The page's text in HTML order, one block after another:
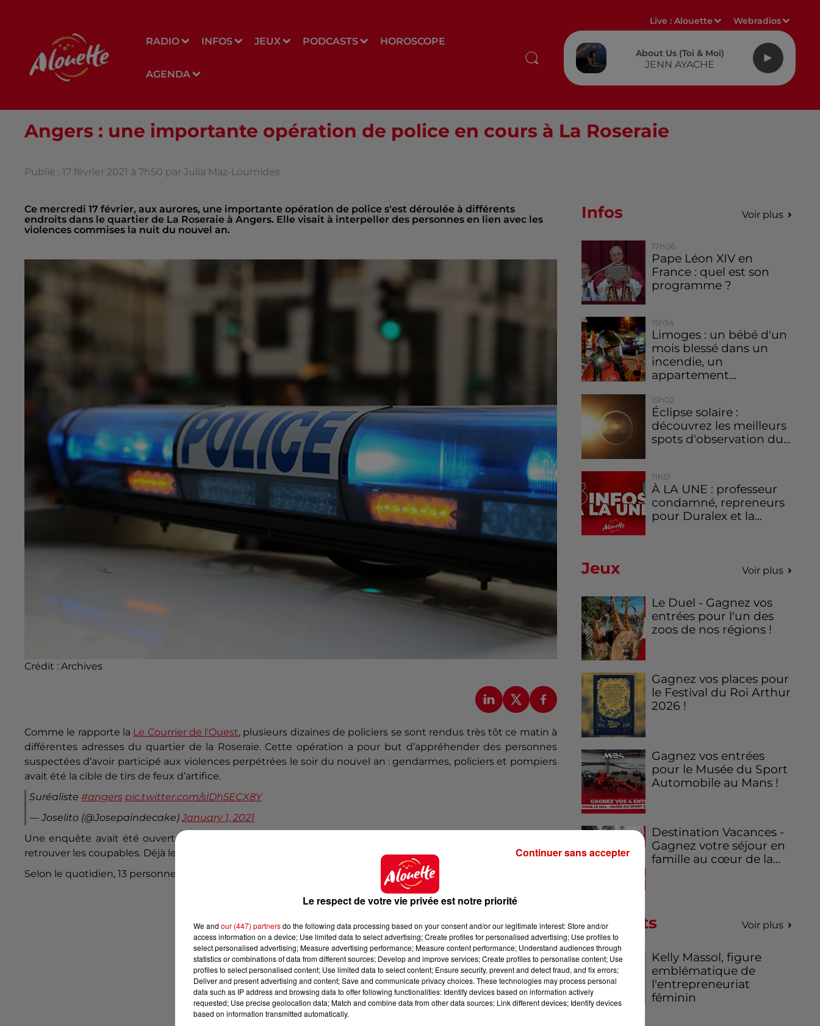
RADIO INFOS JEUX PODCASTS HOROSCOPE
AGENDA
Live :Alouette Webradios
About Us (toi & Moi)
JENN AYACHE
Angers : une importante opération de police en cours à La Roseraie
Publié : 17 février 2021 à 7h50 par Julia Maz-Loumides
Ce mercredi 17 février, aux aurores, une importante opération de police s'est déroulée à différents
endroits dans le quartier de La Roseraie à Angers. Elle visait à interpeller des personnes en lien avec les
violences commises la nuit du nouvel an.
Crédit : Archives
Comme le rapporte la Le Courrier de l'Ouest, plusieurs dizaines de policiers se sont rendus très tôt ce matin à
différentes adresses du quartier de la Roseraie. Cette opération a pour but d’appréhender des personnes
suspectées d’avoir participé aux violences perpétrées le soir du nouvel an : gendarmes, policiers et pompiers
avait été la cible de tirs de feux d’artifice.
Suréaliste #angers pic.twitter.com/slDh5ECX8Y
— Joselito (@Josepaindecake)January 1, 2021
Une enquête avait été ouverte et le procureur de la République de promettre des résultats rapides pour
retrouver les coupables. Déjà le 13 janvier, 7 personnes avait été interpellées dans le quartier Savary.
Selon le quotidien, 13 personnes ont été interpellées ce mercredi matin.
Infos Voir plus
17h06
Pape Léon XIV en
France : quel est son
programme ?
15h54
Limoges : un bébé d'un
mois blessé dans un
incendie, un
appartement...
15h02
Éclipse solaire :
découvrez les meilleurs
spots d'observation du...
11h51
À LA UNE : professeur
condamné, repreneurs
pour Duralex et la...
Jeux Voir plus
Le Duel - Gagnez vos
entrées pour l'un des
zoos de nos régions !
Gagnez vos places pour
le Festival du Roi Arthur
2026 !
Gagnez vos entrées
pour le Musée du Sport
Automobile au Mans !
Destination Vacances -
Gagnez votre séjour en
famille au cœur de la...
Podcasts Voir plus
Kelly Massol, figure
emblématique de
l'entrepreneuriat
féminin
Le respect de votre vie privée est notre priorité
We and our (447) partnersdo the following data processing based on your consent and/or our legitimate interest: Store and/or
access information on a device; Use limited data to select advertising; Create profiles for personalised advertising; Use profiles to
select personalised advertising; Measure advertising performance; Measure content performance; Understand audiences through
statistics or combinations of data from different sources; Develop and improve services; Create profiles to personalise content; Use
profiles to select personalised content; Use limited data to select content; Ensure security, prevent and detect fraud, and fix errors;
Deliver and present advertising and content; Save and communicate privacy choices. These technologies may process personal
data such as IP address and browsing data to offer following functionalities: Identify devices based on information actively
requested; Use precise geolocation data; Match and combine data from other data sources; Link different devices; Identify devices
based on information transmitted automatically.
Continuer sans accepter